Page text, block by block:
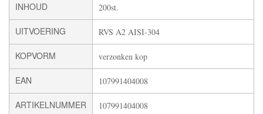
INHOUD 200st.
UITVOERING RVS A2 AISI-304
KOPVORM verzonken kop
EAN 107991404008
ARTIKELNUMMER 107991404008